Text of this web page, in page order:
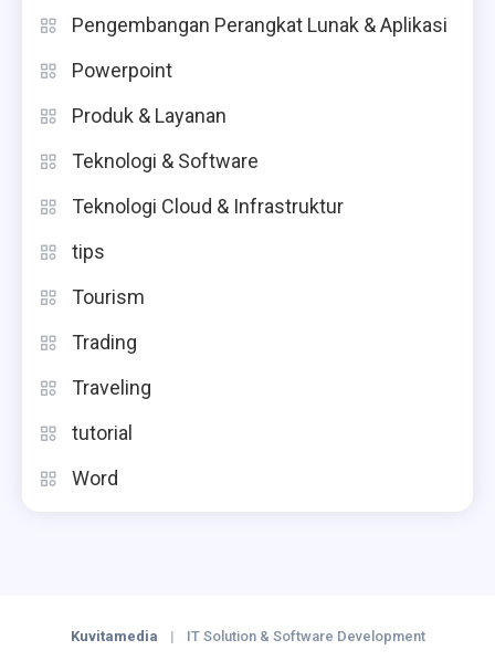
Pengembangan Perangkat Lunak & Aplikasi
Powerpoint
Produk & Layanan
Teknologi & Software
Teknologi Cloud & Infrastruktur
tips
Tourism
Trading
Traveling
tutorial
Word
Kuvitamedia | IT Solution & Software Development